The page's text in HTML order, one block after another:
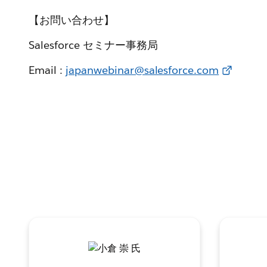
【お問い合わせ】
Salesforce セミナー事務局
Email : japanwebinar@salesforce.com